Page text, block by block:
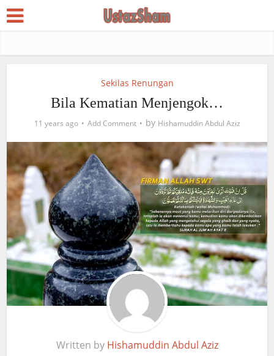
Sekilas Renungan
Bila Kematian Menjengok…
11 years ago Add Comment by Hishamuddin Abdul Aziz
Written by Hishamuddin Abdul Aziz